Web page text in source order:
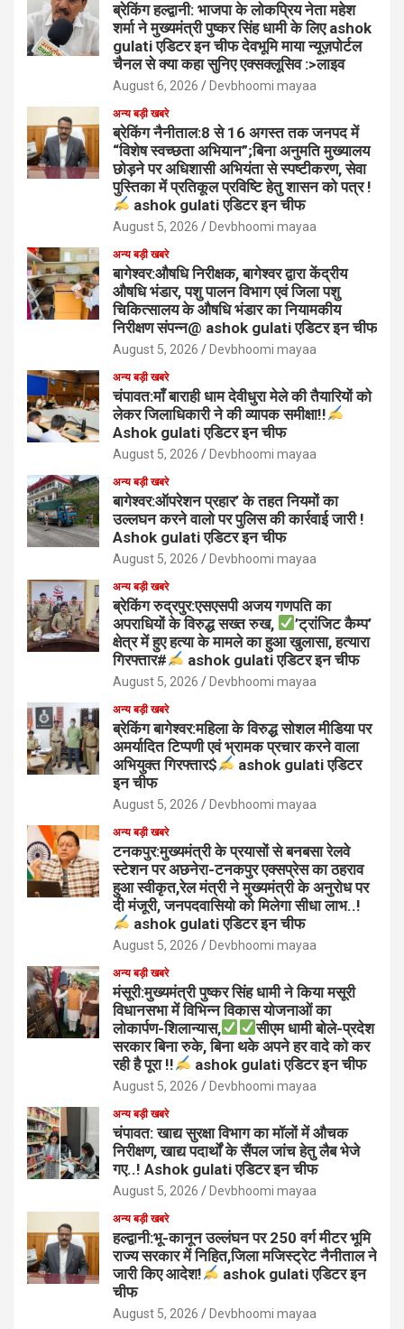
ब्रेकिंग हल्द्वानी: भाजपा के लोकप्रिय नेता महेश
शर्मा ने मुख्यमंत्री पुष्कर सिंह धामी के लिए ashok
gulati एडिटर इन चीफ देवभूमि माया न्यूज़पोर्टल
चैनल से क्या कहा सुनिए एक्सक्लूसिव :>लाइव
August 6, 2026 Devbhoomi mayaa
अन्य बड़ी खबरे
ब्रेकिंग नैनीताल:8 से 16 अगस्त तक जनपद में
“विशेष स्वच्छता अभियान”;बिना अनुमति मुख्यालय
छोड़ने पर अधिशासी अभियंता से स्पष्टीकरण, सेवा
पुस्तिका में प्रतिकूल प्रविष्टि हेतु शासन को पत्र !
ashok gulati एडिटर इन चीफ
August 5, 2026 Devbhoomi mayaa
अन्य बड़ी खबरे
बागेश्वर:औषधि निरीक्षक, बागेश्वर द्वारा केंद्रीय
औषधि भंडार, पशु पालन विभाग एवं जिला पशु
चिकित्सालय के औषधि भंडार का नियामकीय
निरीक्षण संपन्न@ ashok gulati एडिटर इन चीफ
August 5, 2026 Devbhoomi mayaa
अन्य बड़ी खबरे
चंपावत:माँ बाराही धाम देवीधुरा मेले की तैयारियों को
लेकर जिलाधिकारी ने की व्यापक समीक्षा!!
Ashok gulati एडिटर इन चीफ
August 5, 2026 Devbhoomi mayaa
अन्य बड़ी खबरे
बागेश्वर:ऑपरेशन प्रहार’ के तहत नियमों का
उल्लघन करने वालो पर पुलिस की कार्रवाई जारी !
Ashok gulati एडिटर इन चीफ
August 5, 2026 Devbhoomi mayaa
अन्य बड़ी खबरे
ब्रेकिंग रुद्रपुर:एसएसपी अजय गणपति का
अपराधियों के विरुद्ध सख्त रुख,
’ट्रांजिट कैम्प’
क्षेत्र में हुए हत्या के मामले का हुआ खुलासा, हत्यारा
गिरफ्तार#
ashok gulati एडिटर इन चीफ
August 5, 2026 Devbhoomi mayaa
अन्य बड़ी खबरे
ब्रेकिंग बागेश्वर:महिला के विरुद्ध सोशल मीडिया पर
अमर्यादित टिप्पणी एवं भ्रामक प्रचार करने वाला
अभियुक्त गिरफ्तार$
ashok gulati एडिटर
इन चीफ
August 5, 2026 Devbhoomi mayaa
अन्य बड़ी खबरे
टनकपुर:मुख्यमंत्री के प्रयासों से बनबसा रेलवे
स्टेशन पर अछनेरा-टनकपुर एक्सप्रेस का ठहराव
हुआ स्वीकृत,रेल मंत्री ने मुख्यमंत्री के अनुरोध पर
दी मंजूरी, जनपदवासियो को मिलेगा सीधा लाभ..!
ashok gulati एडिटर इन चीफ
August 5, 2026 Devbhoomi mayaa
अन्य बड़ी खबरे
मंसूरी:मुख्यमंत्री पुष्कर सिंह धामी ने किया मसूरी
विधानसभा में विभिन्न विकास योजनाओं का
लोकार्पण-शिलान्यास,
सीएम धामी बोले-प्रदेश
सरकार बिना रुके, बिना थके अपने हर वादे को कर
रही है पूरा !!
ashok gulati एडिटर इन चीफ
August 5, 2026 Devbhoomi mayaa
अन्य बड़ी खबरे
चंपावत: खाद्य सुरक्षा विभाग का मॉलों में औचक
निरीक्षण, खाद्य पदार्थों के सैंपल जांच हेतु लैब भेजे
गए..! Ashok gulati एडिटर इन चीफ
August 5, 2026 Devbhoomi mayaa
अन्य बड़ी खबरे
हल्द्वानी:भू-कानून उल्लंघन पर 250 वर्ग मीटर भूमि
राज्य सरकार में निहित,जिला मजिस्ट्रेट नैनीताल ने
जारी किए आदेश!
ashok gulati एडिटर इन
चीफ
August 5, 2026 Devbhoomi mayaa